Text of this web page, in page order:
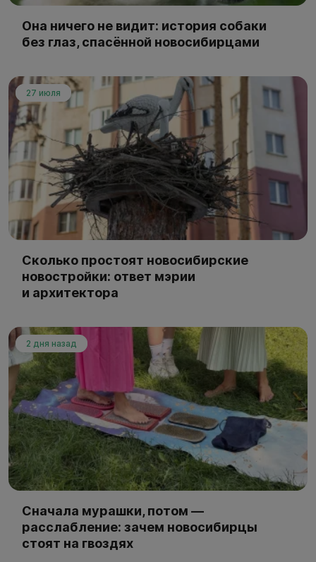
Она ничего не видит: история собаки
без глаз, спасённой новосибирцами
27 июля
Сколько простоят новосибирские
новостройки: ответ мэрии
и архитектора
2 дня назад
Сначала мурашки, потом —
расслабление: зачем новосибирцы
стоят на гвоздях